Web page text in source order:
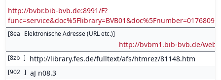
http://bvbr.bib-bvb.de:8991/F?
[8ea Elektronische Adresse (URL etc.)]
http://bvbm1.bib-bvb.de/
[8zb ] http://library.fes.de/fulltext/afs/htmrez/81148.htm
[902 ] aJ n08.3